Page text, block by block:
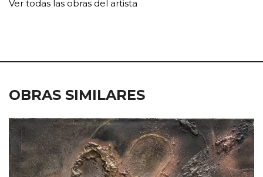
Ver todas las obras del artista
OBRAS SIMILARES